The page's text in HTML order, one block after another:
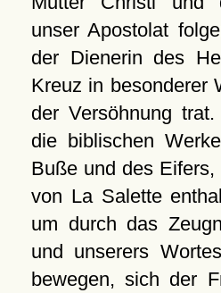
unser Apostolat
der Dienerin des
Kreuz in besonderer
der Versöhnung
die biblischen
Buße und des
von La Salette
um durch das
und unserers
bewegen, sich der